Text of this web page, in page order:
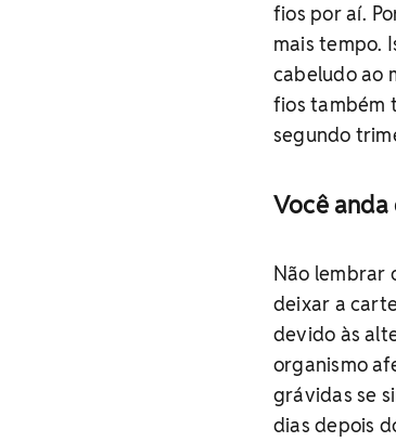
fios por aí.
mais tempo.
cabeludo ao
fios também
segundo
Você anda
Não lembrar
deixar a
devido às
organismo
grávidas se
dias depois